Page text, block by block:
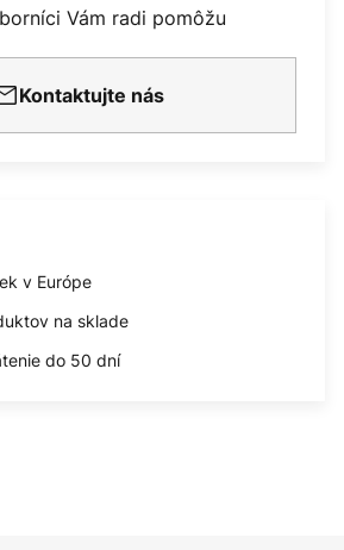
Vám radi pomôžu
Kontaktujte nás
v Európe
na sklade
do 50 dní